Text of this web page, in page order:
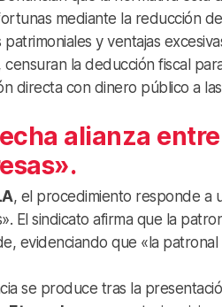
mediante la reducción
patrimoniales y ventajas
censuran la deducción fiscal
directa con dinero público a
alianza
, el procedimiento responde a
El sindicato afirma que la
evidenciando que «la
se produce tras la